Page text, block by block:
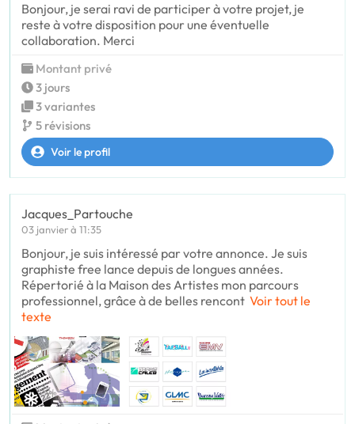
Bonjour, je serai ravi de participer à votre projet, je
reste à votre disposition pour une éventuelle
collaboration. Merci
Montant privé
3 jours
3 variantes
5 révisions
Voir le profil
Jacques_Partouche
03 janvier à 11:35
Bonjour, je suis intéressé par votre annonce. Je suis
graphiste free lance depuis de longues années.
Répertorié à la Maison des Artistes mon parcours
professionnel, grâce à de belles rencont Voir tout le
texte